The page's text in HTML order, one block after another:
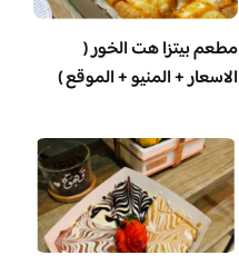
مطعم بيتزا هت الخور (
الاسعار + المنيو + الموقع )